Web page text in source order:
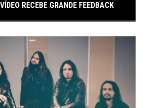
RECEBE GRANDE FEEDBACK